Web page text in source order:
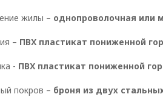
жилы – однопроволочная или
– ПВХ пластикат пониженной
- ПВХ пластикат пониженной
покров – броня из двух